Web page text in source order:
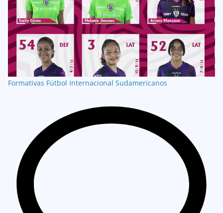
Formativas Fútbol Internacional Sudamericanos